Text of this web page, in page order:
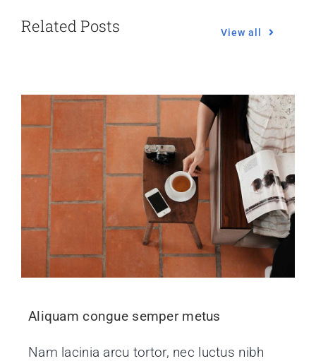
Related Posts View all
Aliquam congue semper metus
Nam lacinia arcu tortor, nec luctus nibh